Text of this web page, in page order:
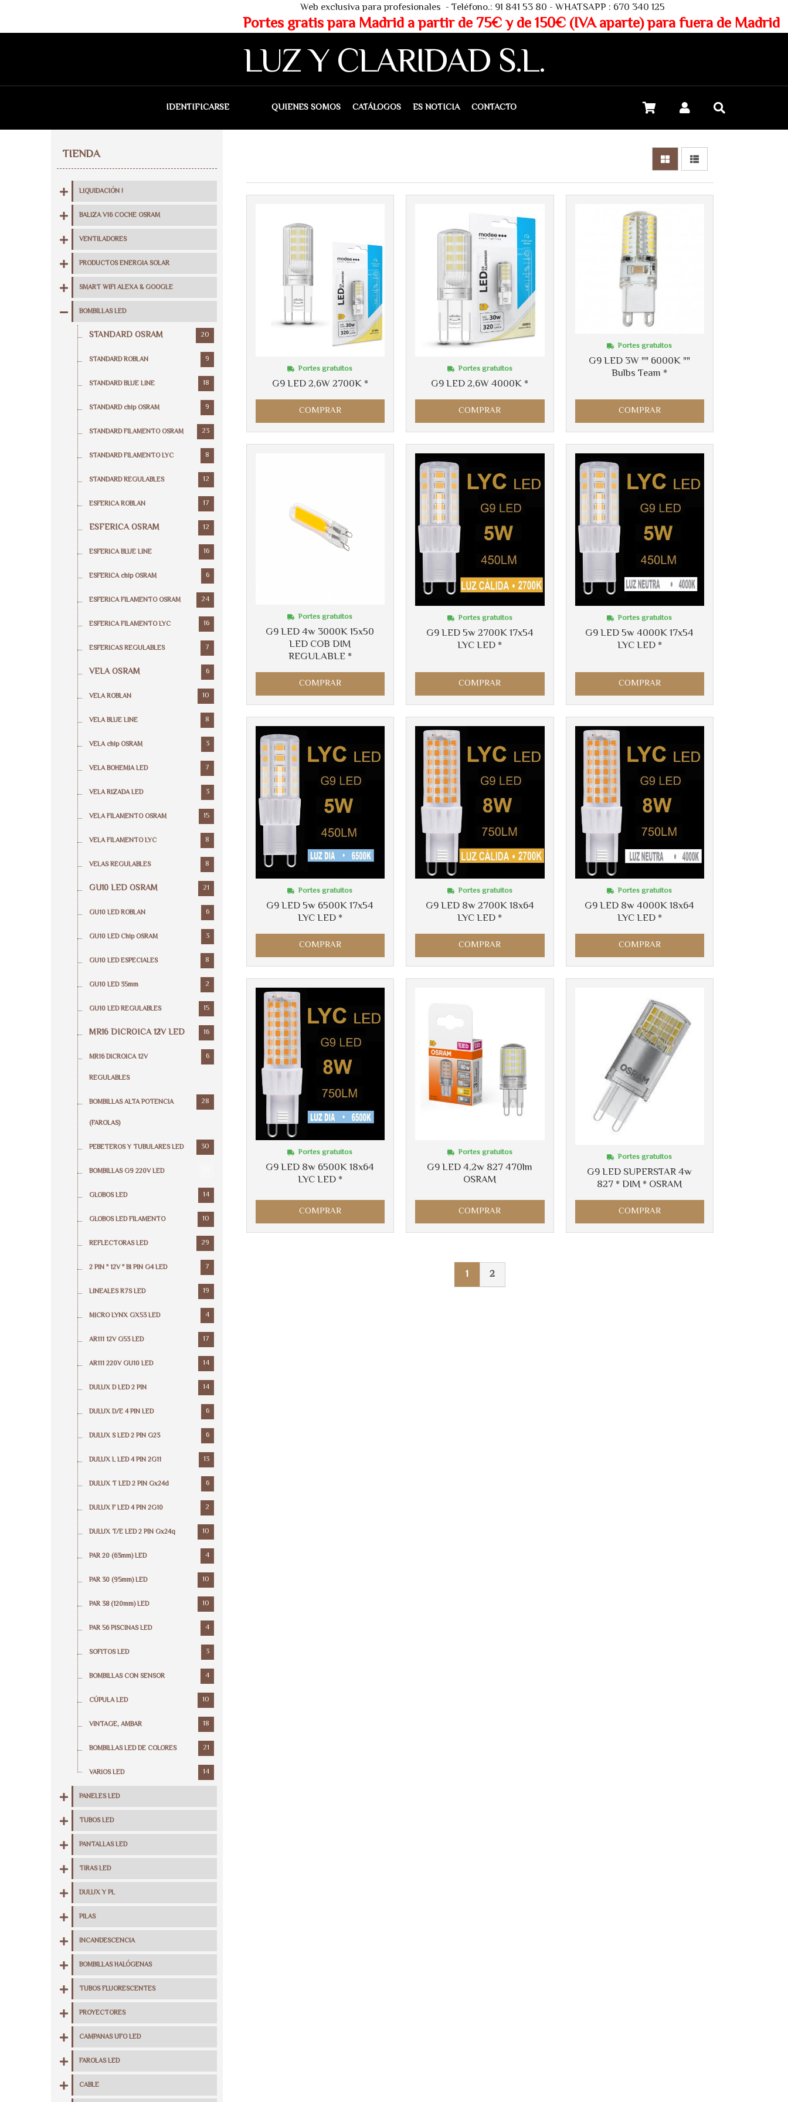
Web exclusiva para profesionales - Teléfono.: 91 841 53 80 - WHATSAPP : 670 340 125
Portes gratis para Madrid a partir de 75€ y de 150€ (IVA aparte) para fuera de Madrid
LUZ Y CLARIDAD S.L.
IDENTIFICARSE QUIENES SOMOS CATÁLOGOS ES NOTICIA CONTACTO
TIENDA
LIQUIDACIÓN !
BALIZA V16 COCHE OSRAM
VENTILADORES
PRODUCTOS ENERGIA SOLAR
SMART WIFI ALEXA & GOOGLE
BOMBILLAS LED
STANDARD OSRAM 20
STANDARD ROBLAN 9
STANDARD BLUE LINE 18
STANDARD chip OSRAM 9
STANDARD FILAMENTO OSRAM 23
STANDARD FILAMENTO LYC 8
STANDARD REGULABLES 12
ESFERICA ROBLAN 17
ESFERICA OSRAM 12
ESFERICA BLUE LINE 16
ESFERICA chip OSRAM 6
ESFERICA FILAMENTO OSRAM 24
ESFERICA FILAMENTO LYC 16
ESFERICAS REGULABLES 7
VELA OSRAM 6
VELA ROBLAN 10
VELA BLUE LINE 8
VELA chip OSRAM 3
VELA BOHEMIA LED 7
VELA RIZADA LED 3
VELA FILAMENTO OSRAM 15
VELA FILAMENTO LYC 8
VELAS REGULABLES 8
GU10 LED OSRAM 21
GU10 LED ROBLAN 6
GU10 LED Chip OSRAM 3
GU10 LED ESPECIALES 8
GU10 LED 35mm 2
GU10 LED REGULABLES 15
MR16 DICROICA 12V LED 16
MR16 DICROICA 12V
REGULABLES
6
BOMBILLAS ALTA POTENCIA
(FAROLAS)
28
PEBETEROS Y TUBULARES LED 30
BOMBILLAS G9 220V LED
GLOBOS LED 14
GLOBOS LED FILAMENTO 10
REFLECTORAS LED 29
2 PIN " 12V " BI PIN G4 LED 7
LINEALES R7S LED 19
MICRO LYNX GX53 LED 4
AR111 12V G53 LED 17
AR111 220V GU10 LED 14
DULUX D LED 2 PIN 14
DULUX D/E 4 PIN LED 6
DULUX S LED 2 PIN G23 6
DULUX L LED 4 PIN 2G11 13
DULUX T LED 2 PIN Gx24d 6
DULUX F LED 4 PIN 2G10 2
DULUX T/E LED 2 PIN Gx24q 10
PAR 20 (63mm) LED 4
PAR 30 (95mm) LED 10
PAR 38 (120mm) LED 10
PAR 56 PISCINAS LED 4
SOFITOS LED 3
BOMBILLAS CON SENSOR 4
CÚPULA LED 10
VINTAGE, AMBAR 18
BOMBILLAS LED DE COLORES 21
VARIOS LED 14
PANELES LED
TUBOS LED
PANTALLAS LED
TIRAS LED
DULUX Y PL
PILAS
INCANDESCENCIA
BOMBILLAS HALÓGENAS
TUBOS FLUORESCENTES
PROYECTORES
CAMPANAS UFO LED
FAROLAS LED
CABLE
G9 LED 2,6W 2700K *
Portes gratuitos
COMPRAR
G9 LED 2,6W 4000K *
Portes gratuitos
COMPRAR
G9 LED 3W "" 6000K ""
Bulbs Team *
Portes gratuitos
COMPRAR
G9 LED 4w 3000K 15x50
LED COB DIM
REGULABLE *
Portes gratuitos
COMPRAR
G9 LED 5w 2700K 17x54
LYC LED *
Portes gratuitos
COMPRAR
G9 LED 5w 4000K 17x54
LYC LED *
Portes gratuitos
COMPRAR
G9 LED 5w 6500K 17x54
LYC LED *
Portes gratuitos
COMPRAR
Más info
G9 LED 8w 2700K 18x64
LYC LED *
Portes gratuitos
COMPRAR
Más info
G9 LED 8w 4000K 18x64
LYC LED *
Portes gratuitos
COMPRAR
G9 LED 8w 6500K 18x64
LYC LED *
Portes gratuitos
COMPRAR
Más info
G9 LED 4,2w 827 470lm
OSRAM
Portes gratuitos
COMPRAR
Más info
G9 LED SUPERSTAR 4w
827 * DIM * OSRAM
Portes gratuitos
COMPRAR
1 2